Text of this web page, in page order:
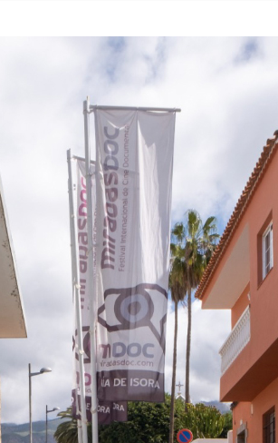
CATEGORIA
Cultura
Deporte y Naturaleza
Gastro
Infantil
Música
Escénicas
FESTIVAL BOREAL 2026
TENERIFE PHE FESTIVAL 2026
XXVII VERANO DE CUENTO